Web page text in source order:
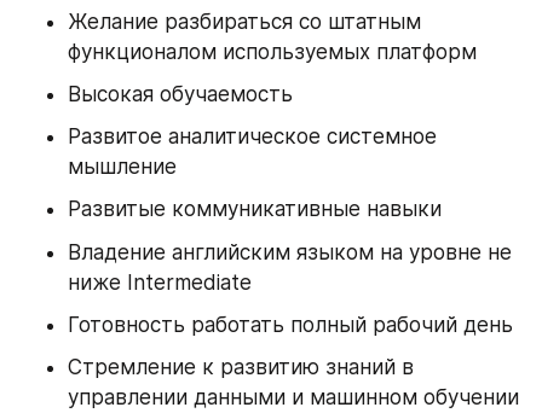
Желание разбираться со штатным
функционалом используемых платформ
Высокая обучаемость
Развитое аналитическое системное
мышление
Развитые коммуникативные навыки
Владение английским языком на уровне не
ниже Intermediate
Готовность работать полный рабочий день
Стремление к развитию знаний в
управлении данными и машинном обучении